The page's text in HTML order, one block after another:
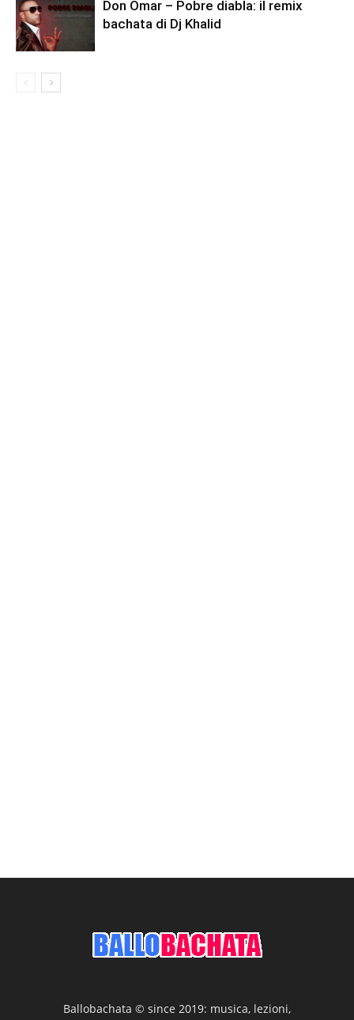
Don Omar – Pobre diabla: il remix
bachata di Dj Khalid
Ballobachata © since 2019: musica, lezioni,